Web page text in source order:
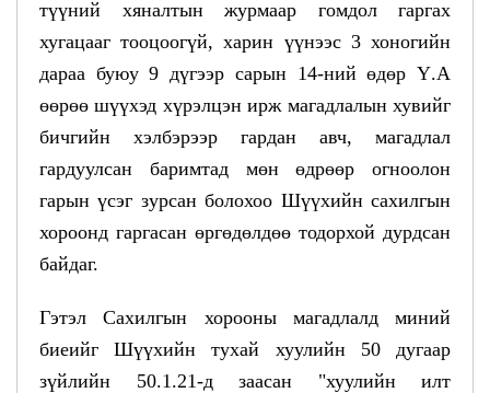
түүний хяналтын журмаар гомдол гаргах
хугацааг тооцоогүй, харин үүнээс 3 хоногийн
дараа буюу 9 дүгээр сарын 14-ний өдөр Ү.А
өөрөө шүүхэд хүрэлцэн ирж магадлалын хувийг
бичгийн хэлбэрээр гардан авч, магадлал
гардуулсан баримтад мөн өдрөөр огноолон
гарын үсэг зурсан болохоо Шүүхийн сахилгын
хороонд гаргасан өргөдөлдөө тодорхой дурдсан
байдаг.
Гэтэл Сахилгын хорооны магадлалд миний
биеийг Шүүхийн тухай хуулийн 50 дугаар
зүйлийн 50.1.21-д заасан "хуулийн илт